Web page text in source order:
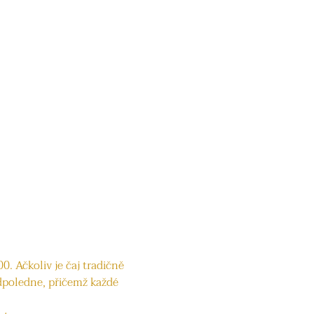
Ačkoliv je čaj tradičně
přičemž každé